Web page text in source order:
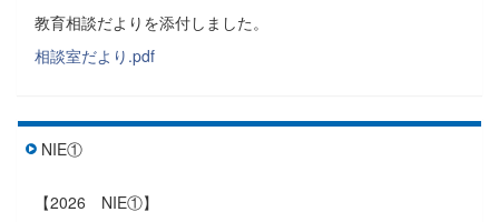
教育相談だよりを添付しました。
相談室だより.pdf
NIE①
【2026 NIE①】